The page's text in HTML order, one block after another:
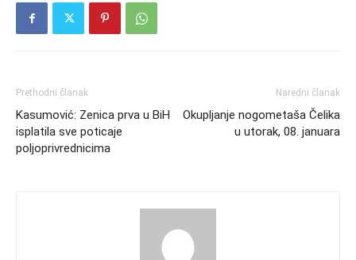
Prethodni članak
Kasumović: Zenica prva u BiH
isplatila sve poticaje
poljoprivrednicima
Naredni članak
Okupljanje nogometaša Čelika
u utorak, 08. januara